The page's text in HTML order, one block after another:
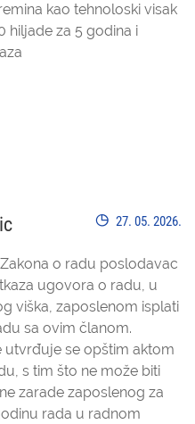
kao tehnoloski visak
hiljade za 5 godina i
27. 05. 2026.
o radu poslodavac
ugovora o radu, u
viška, zaposlenom isplati
sa ovim članom.
utvrđuje se opštim aktom
s tim što ne može biti
zarade zaposlenog za
rada u radnom